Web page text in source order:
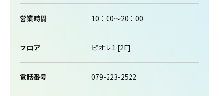
営業時間 10：00～20：00
フロア ピオレ1 [2F]
電話番号 079-223-2522